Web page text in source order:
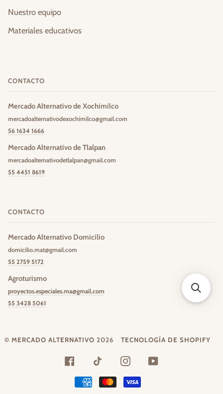
Nuestro equipo
Materiales educativos
CONTACTO
Mercado Alternativo de Xochimilco
mercadoalternativodexochimilco@gmail.com
56 1634 1666
Mercado Alternativo de Tlalpan
mercadoalternativodetlalpan@gmail.com
55 4451 8619
CONTACTO
Mercado Alternativo Domicilio
domicilio.mat@gmail.com
55 2759 5172
Agroturismo
proyectos.especiales.ma@gmail.com
55 3428 5061
© MERCADO ALTERNATIVO 2026 TECNOLOGÍA DE SHOPIFY
FACEBOOKTIKTOK INSTAGRAMYOUTUBE
AMERICANMASTER